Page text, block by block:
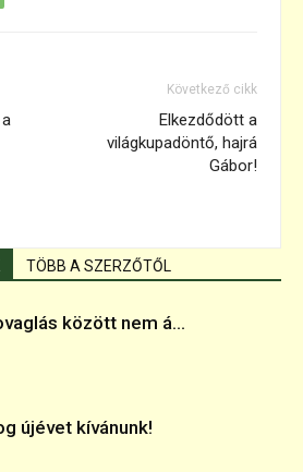
Következő cikk
Elkezdődött a
világkupadöntő, hajrá
Gábor!
TÖBB A SZERZŐTŐL
között nem á...
újévet kívánunk!